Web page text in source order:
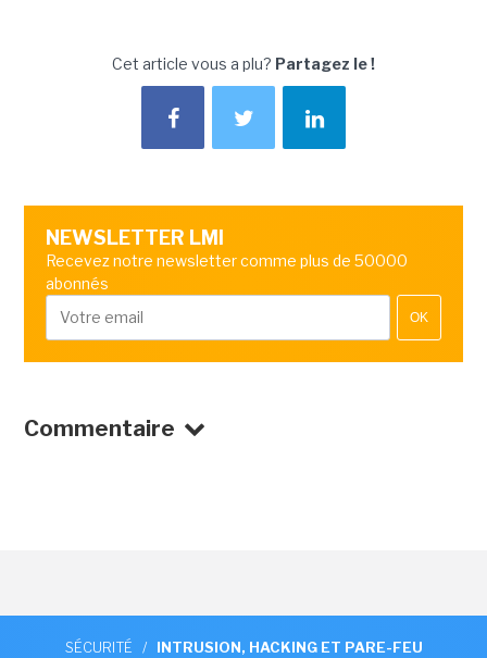
Cet article vous a plu? Partagez le !
NEWSLETTER LMI
Recevez notre newsletter comme plus de 50000
abonnés
OK
Commentaire
SÉCURITÉ / INTRUSION, HACKING ET PARE-FEU